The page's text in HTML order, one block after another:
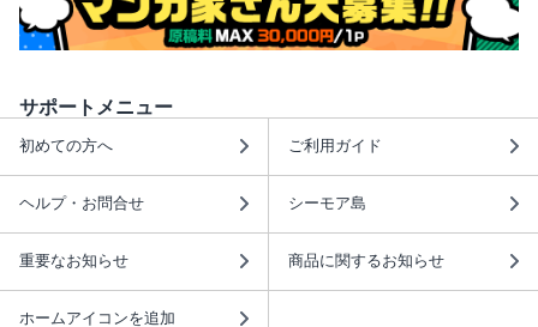
サポートメニュー
初めての方へ ご利用ガイド
ヘルプ・お問合せ シーモア島
重要なお知らせ 商品に関するお知らせ
ホームアイコンを追加